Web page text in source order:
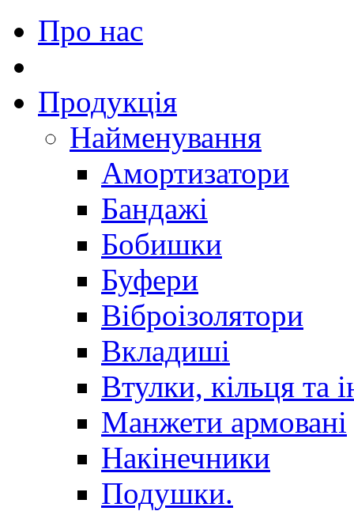
Про нас
Продукція
Найменування
Амортизатори
Бандажі
Бобишки
Буфери
Віброізолятори
Вкладиші
Втулки, кільця та
Манжети армовані
Накінечники
Подушки.